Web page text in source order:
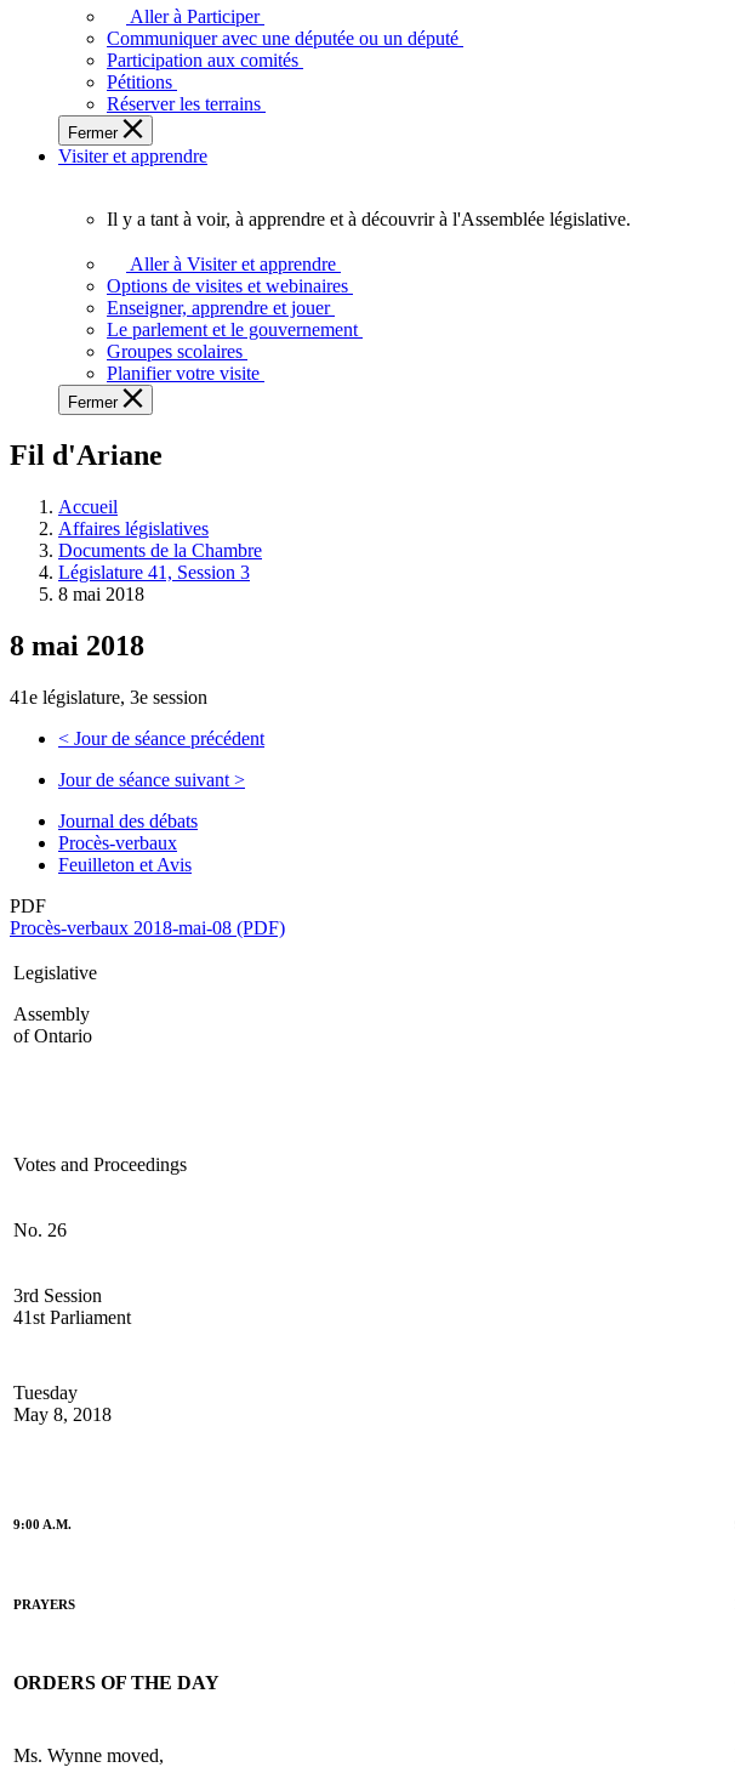
fonctionner
plein
potentiel,
l'Assemblée
a
besoin
Aller à Participer
Communiquer avec une députée ou un député
Participation aux comités
Pétitions
Réserver les terrains
Fermer
Visiter et apprendre
voir,
apprendre
et
découvrir
l'Assemblée
législative.
Il y a tant à voir, à apprendre et à découvrir à l'Assemblée législative.
Aller à Visiter et apprendre
Options de visites et webinaires
Enseigner, apprendre et jouer
Le parlement et le gouvernement
Groupes scolaires
Planifier votre visite
Fermer
Fil d'Ariane
Accueil
Affaires législatives
Documents de la Chambre
Législature 41, Session 3
8 mai 2018
8 mai 2018
41e législature, 3e session
< Jour de séance précédent
Jour de séance suivant >
Journal des débats
Procès-verbaux
Feuilleton et Avis
PDF
Procès-verbaux 2018-mai-08 (PDF)
Legislative
Assembly
of Ontario
Votes and Proceedings
No. 26
3rd Session
41st Parliament
Tuesday
May 8, 2018
9:00 A.M.
PRAYERS
ORDERS OF THE DAY
Ms. Wynne moved,